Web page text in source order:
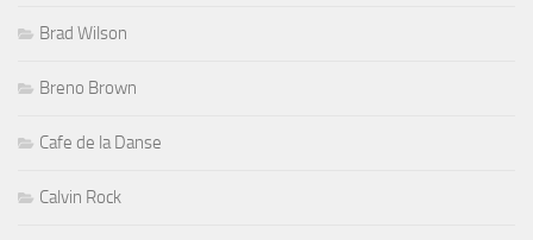
Brad Wilson
Breno Brown
Cafe de la Danse
Calvin Rock